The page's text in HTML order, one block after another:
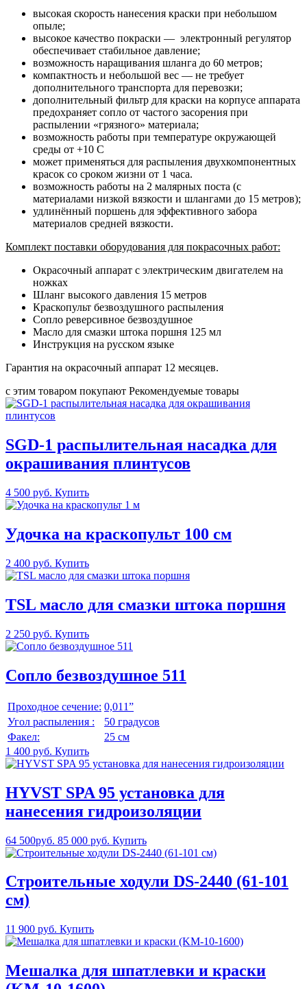
высокая скорость нанесения краски при небольшом
опыле;
высокое качество покраски — электронный регулятор
обеспечивает стабильное давление;
возможность наращивания шланга до 60 метров;
компактность и небольшой вес — не требует
дополнительного транспорта для перевозки;
дополнительный фильтр для краски на корпусе аппарата
предохраняет сопло от частого засорения при
распылении «грязного» материала;
возможность работы при температуре окружающей
среды от +10 С
может применяться для распыления двухкомпонентных
красок со сроком жизни от 1 часа.
возможность работы на 2 малярных поста (с
материалами низкой вязкости и шлангами до 15 метров);
удлинённый поршень для эффективного забора
материалов средней вязкости.
Комплект поставки оборудования для покрасочных работ:
Окрасочный аппарат с электрическим двигателем на
ножках
Шланг высокого давления 15 метров
Краскопульт безвоздушного распыления
Сопло реверсивное безвоздушное
Масло для смазки штока поршня 125 мл
Инструкция на русском языке
Гарантия на окрасочный аппарат 12 месяцев.
с этим товаром покупают Рекомендуемые товары
SGD-1 распылительная насадка для
окрашивания плинтусов
4 500 руб. Купить
Удочка на краскопульт 100 см
2 400 руб. Купить
TSL масло для смазки штока поршня
2 250 руб. Купить
Сопло безвоздушное 511
Проходное сечение: 0,011”
Угол распыления :
50 градусов
Факел:
25 см
1 400 руб. Купить
HYVST SPA 95 установка для
нанесения гидроизоляции
64 500руб. 85 000 руб. Купить
Строительные ходули DS-2440 (61-101
см)
11 900 руб. Купить
Мешалка для шпатлевки и краски